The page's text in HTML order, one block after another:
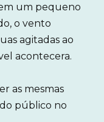
um pequeno
o vento
agitadas ao
acontecera.
as mesmas
público no